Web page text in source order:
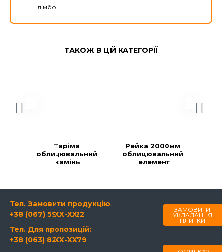
лімбо
ТАКОЖ В ЦІЙ КАТЕГОРІЇ
Таріма
облицювальний
камінь
Рейка 2000мм
облицювальний
елемент
Тел. Замовити продукцію:
+38 (067) 594-21-22
XX-XX
Тел. Для пропозицій:
+38 (063) 820-60-79
XX-XX
ЗАМОВИТИ
УКЛАДАННЯ
ПЛИТКИ